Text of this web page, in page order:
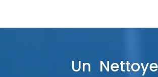
Un